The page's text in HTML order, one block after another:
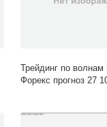
Трейдинг по волнам
Форекс прогноз 27